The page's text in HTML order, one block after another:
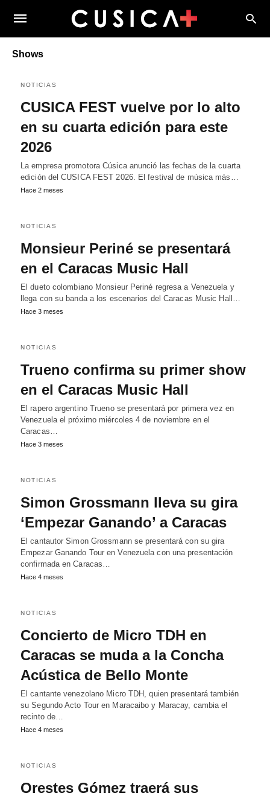
Shows
NOTICIAS
CUSICA FEST vuelve por lo alto
en su cuarta edición para este
2026
La empresa promotora Cúsica anunció las fechas de la cuarta
edición del CUSICA FEST 2026. El festival de música más…
Hace 2 meses
NOTICIAS
Monsieur Periné se presentará
en el Caracas Music Hall
El dueto colombiano Monsieur Periné regresa a Venezuela y
llega con su banda a los escenarios del Caracas Music Hall…
Hace 3 meses
NOTICIAS
Trueno confirma su primer show
en el Caracas Music Hall
El rapero argentino Trueno se presentará por primera vez en
Venezuela el próximo miércoles 4 de noviembre en el
Caracas…
Hace 3 meses
NOTICIAS
Simon Grossmann lleva su gira
‘Empezar Ganando’ a Caracas
El cantautor Simon Grossmann se presentará con su gira
Empezar Ganando Tour en Venezuela con una presentación
confirmada en Caracas…
Hace 4 meses
NOTICIAS
Concierto de Micro TDH en
Caracas se muda a la Concha
Acústica de Bello Monte
El cantante venezolano Micro TDH, quien presentará también
su Segundo Acto Tour en Maracaibo y Maracay, cambia el
recinto de…
Hace 4 meses
NOTICIAS
Orestes Gómez traerá sus